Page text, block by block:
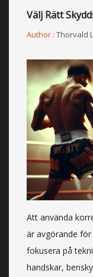
Välj Rätt
Author : Thorvald
Att använda
är avgörande
fokusera på
handskar,